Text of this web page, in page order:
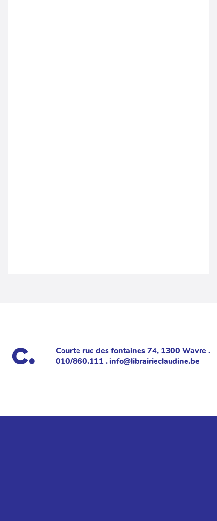
Courte rue des fontaines 74, 1300 Wavre .
010/860.111 . info@librairieclaudine.be